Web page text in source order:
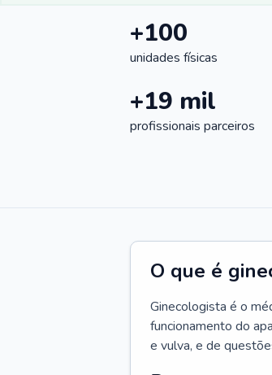
+100
unidades físicas
+19 mil
profissionais parceiros
O que é
Ginecologista é o
funcionamento do
e vulva, e de